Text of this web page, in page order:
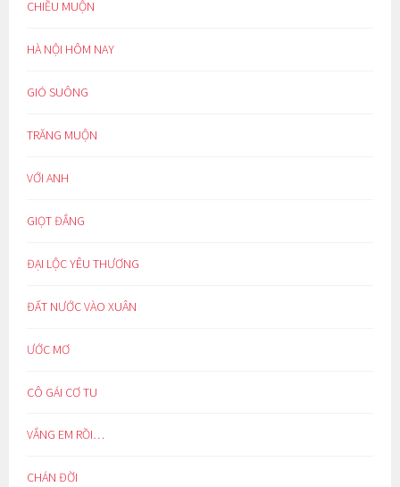
CHIỀU MUỘN
HÀ NỘI HÔM NAY
GIÓ SUÔNG
TRĂNG MUỘN
VỚI ANH
GIỌT ĐẮNG
ĐẠI LỘC YÊU THƯƠNG
ĐẤT NƯỚC VÀO XUÂN
ƯỚC MƠ
CÔ GÁI CƠ TU
VẮNG EM RỒI…
CHÁN ĐỜI